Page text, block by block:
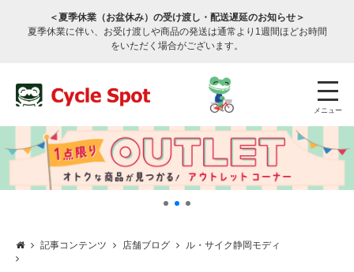
＜夏季休業（お盆休み）の受け渡し・配送遅延のお知らせ＞
夏季休業に伴い、お受け渡しや商品の発送は通常より1週間ほどお時間
をいただく場合がございます。
メニュー
記事コンテンツ 店舗ブログ ル・サイク静岡モディ